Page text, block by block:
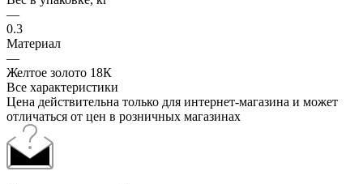
—
0.3
Материал
—
Желтое золото 18К
Все характеристики
Цена действительна только для интернет-магазина и может
отличаться от цен в розничных магазинах